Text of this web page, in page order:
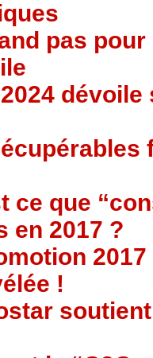
pas
ce que
en 2017 ?
!